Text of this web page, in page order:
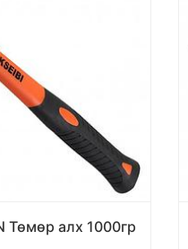
Төмөр алх 1000гр